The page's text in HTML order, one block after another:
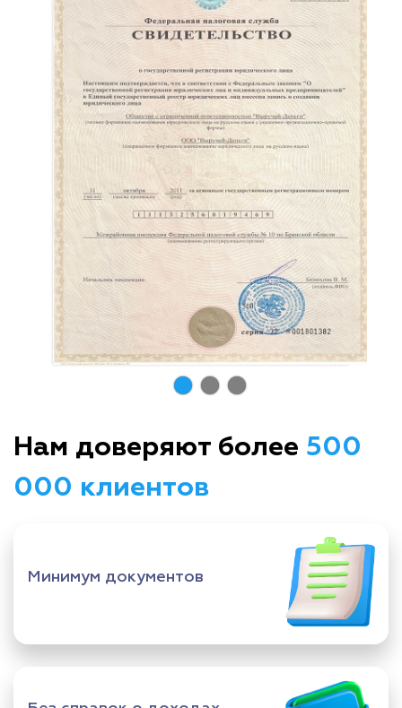
Нам доверяют более 500
000 клиентов
Минимум документов